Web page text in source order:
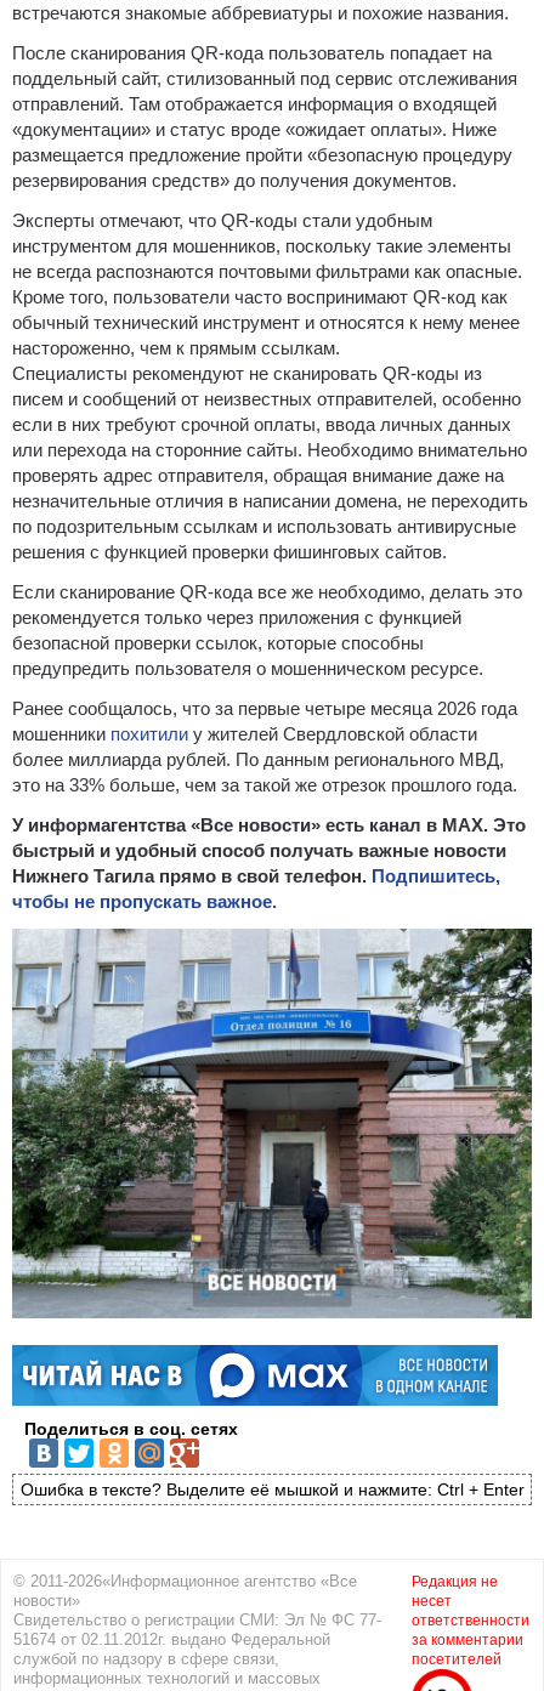
встречаются знакомые аббревиатуры и похожие названия.
После сканирования QR-кода пользователь попадает на
поддельный сайт, стилизованный под сервис отслеживания
отправлений. Там отображается информация о входящей
«документации» и статус вроде «ожидает оплаты». Ниже
размещается предложение пройти «безопасную процедуру
резервирования средств» до получения документов.
Эксперты отмечают, что QR-коды стали удобным
инструментом для мошенников, поскольку такие элементы
не всегда распознаются почтовыми фильтрами как опасные.
Кроме того, пользователи часто воспринимают QR-код как
обычный технический инструмент и относятся к нему менее
настороженно, чем к прямым ссылкам.
Специалисты рекомендуют не сканировать QR-коды из
писем и сообщений от неизвестных отправителей, особенно
если в них требуют срочной оплаты, ввода личных данных
или перехода на сторонние сайты. Необходимо внимательно
проверять адрес отправителя, обращая внимание даже на
незначительные отличия в написании домена, не переходить
по подозрительным ссылкам и использовать антивирусные
решения с функцией проверки фишинговых сайтов.
Если сканирование QR-кода все же необходимо, делать это
рекомендуется только через приложения с функцией
безопасной проверки ссылок, которые способны
предупредить пользователя о мошенническом ресурсе.
Ранее сообщалось, что за первые четыре месяца 2026 года
мошенники похитили у жителей Свердловской области
более миллиарда рублей. По данным регионального МВД,
это на 33% больше, чем за такой же отрезок прошлого года.
У информагентства «Все новости» есть канал в MAX. Это
быстрый и удобный способ получать важные новости
Нижнего Тагила прямо в свой телефон. Подпишитесь,
чтобы не пропускать важное.
Поделиться в соц. сетях
Ошибка в тексте? Выделите её мышкой и нажмите: Ctrl + Enter
© 2011-2026«Информационное агентство «Все
новости»
Свидетельство о регистрации СМИ: Эл № ФС 77-
51674 от 02.11.2012г. выдано Федеральной
службой по надзору в сфере связи,
информационных технологий и массовых
Редакция не
несет
ответственности
за комментарии
посетителей